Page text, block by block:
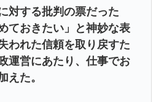
対する批判の票だった
ておきたい」と神妙な表
われた信頼を取り戻すた
運営にあたり、仕事でお
えた。